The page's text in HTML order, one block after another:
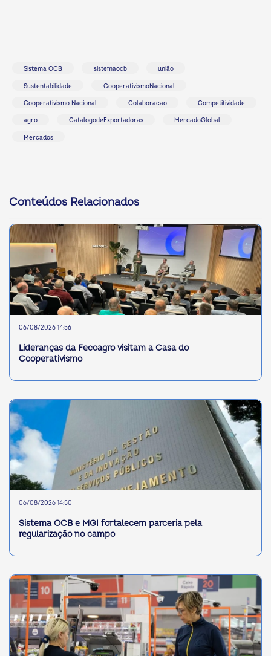
Sistema OCB sistemaocb união
Sustentabilidade CooperativismoNacional
Cooperativismo Nacional Colaboracao Competitividade
agro CatalogodeExportadoras MercadoGlobal
Mercados
Conteúdos Relacionados
06/08/2026 14:56
Lideranças da Fecoagro visitam a Casa do
Cooperativismo
06/08/2026 14:50
Sistema OCB e MGI fortalecem parceria pela
regularização no campo